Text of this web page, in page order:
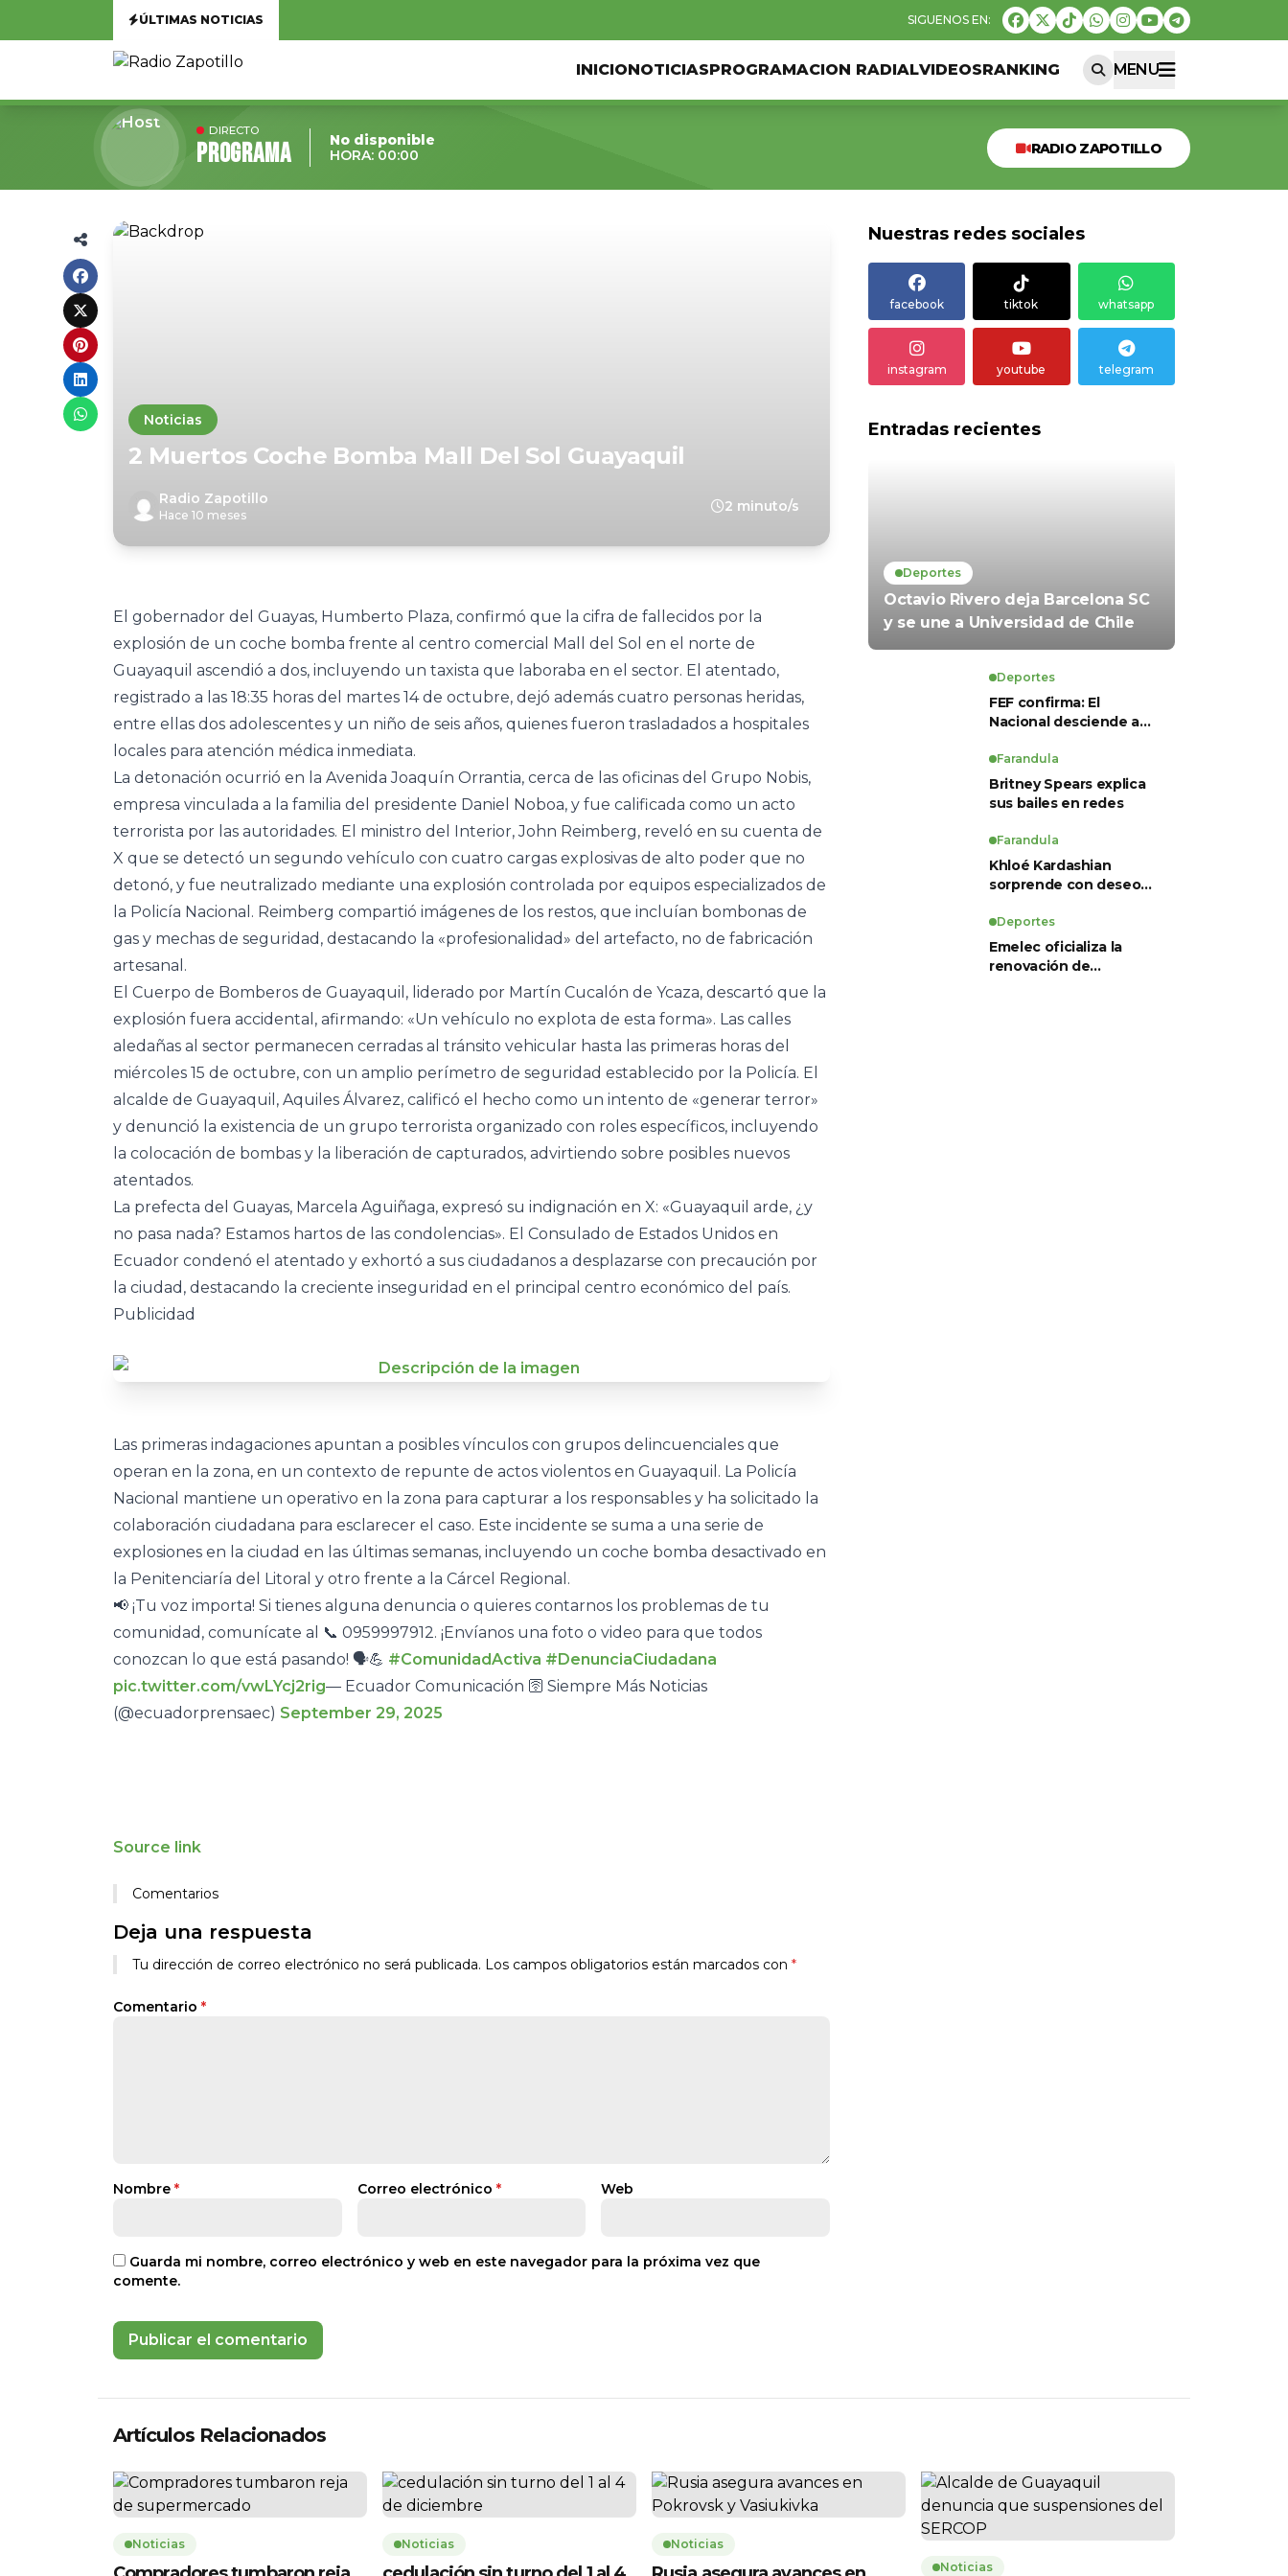
ÚLTIMAS NOTICIAS
INICIONOTICIASPROGRAMACION RADIALVIDEOSRANKING MENU
DIRECTO
Programa
No disponible
HORA: 00:00
RADIO ZAPOTILLO
Noticias
2 Muertos Coche Bomba Mall Del Sol Guayaquil
Radio Zapotillo
Hace 10 meses
2 minuto/s
El gobernador del Guayas, Humberto Plaza, confirmó que la cifra de fallecidos por la
explosión de un coche bomba frente al centro comercial Mall del Sol en el norte de
Guayaquil ascendió a dos, incluyendo un taxista que laboraba en el sector. El atentado,
registrado a las 18:35 horas del martes 14 de octubre, dejó además cuatro personas heridas,
entre ellas dos adolescentes y un niño de seis años, quienes fueron trasladados a hospitales
locales para atención médica inmediata.
La detonación ocurrió en la Avenida Joaquín Orrantia, cerca de las oficinas del Grupo Nobis,
empresa vinculada a la familia del presidente Daniel Noboa, y fue calificada como un acto
terrorista por las autoridades. El ministro del Interior, John Reimberg, reveló en su cuenta de
X que se detectó un segundo vehículo con cuatro cargas explosivas de alto poder que no
detonó, y fue neutralizado mediante una explosión controlada por equipos especializados de
la Policía Nacional. Reimberg compartió imágenes de los restos, que incluían bombonas de
gas y mechas de seguridad, destacando la «profesionalidad» del artefacto, no de fabricación
artesanal.
El Cuerpo de Bomberos de Guayaquil, liderado por Martín Cucalón de Ycaza, descartó que la
explosión fuera accidental, afirmando: «Un vehículo no explota de esta forma». Las calles
aledañas al sector permanecen cerradas al tránsito vehicular hasta las primeras horas del
miércoles 15 de octubre, con un amplio perímetro de seguridad establecido por la Policía. El
alcalde de Guayaquil, Aquiles Álvarez, calificó el hecho como un intento de «generar terror»
y denunció la existencia de un grupo terrorista organizado con roles específicos, incluyendo
la colocación de bombas y la liberación de capturados, advirtiendo sobre posibles nuevos
atentados.
La prefecta del Guayas, Marcela Aguiñaga, expresó su indignación en X: «Guayaquil arde, ¿y
no pasa nada? Estamos hartos de las condolencias». El Consulado de Estados Unidos en
Ecuador condenó el atentado y exhortó a sus ciudadanos a desplazarse con precaución por
la ciudad, destacando la creciente inseguridad en el principal centro económico del país.
Publicidad
Las primeras indagaciones apuntan a posibles vínculos con grupos delincuenciales que
operan en la zona, en un contexto de repunte de actos violentos en Guayaquil. La Policía
Nacional mantiene un operativo en la zona para capturar a los responsables y ha solicitado la
colaboración ciudadana para esclarecer el caso. Este incidente se suma a una serie de
explosiones en la ciudad en las últimas semanas, incluyendo un coche bomba desactivado en
la Penitenciaría del Litoral y otro frente a la Cárcel Regional.
📢 ¡Tu voz importa! Si tienes alguna denuncia o quieres contarnos los problemas de tu
comunidad, comunícate al 📞 0959997912. ¡Envíanos una foto o video para que todos
conozcan lo que está pasando! 🗣️💪 #ComunidadActiva #DenunciaCiudadana
pic.twitter.com/vwLYcj2rig— Ecuador Comunicación 🛜 Siempre Más Noticias
(@ecuadorprensaec) September 29, 2025
Source link
Comentarios
Deja una respuesta
Tu dirección de correo electrónico no será publicada. Los campos obligatorios están marcados con *
Comentario *
Nombre * Correo electrónico * Web
Guarda mi nombre, correo electrónico y web en este navegador para la próxima vez que
comente.
Nuestras redes sociales
facebook tiktok whatsapp
instagram youtube telegram
Entradas recientes
Deportes
Octavio Rivero deja Barcelona SC
y se une a Universidad de Chile
Deportes
FEF confirma: El
Nacional desciende a
Universitario se salva y
solo dos equipos
ascienden para LigaPro
Farandula
Britney Spears explica
sus bailes en redes
Farandula
Khloé Kardashian
sorprende con deseo
corporal y revela sus
tratamientos estéticos
Deportes
Emelec oficializa la
renovación de
Artículos Relacionados
Noticias Noticias Noticias
Noticias